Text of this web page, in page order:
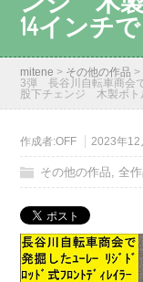
14インチ
mitene > その他の作品 >
3弾 長谷川自転車商会
股下チェンジ 木製ボト
作成者:OFF 2023年12
その他の作品,全